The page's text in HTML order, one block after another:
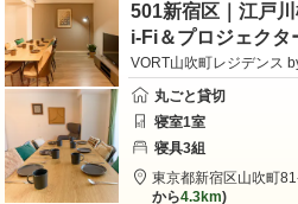
501新宿区｜江戸
i-Fi＆プロジェクタ
VORT山吹町レジデンス
丸ごと貸切
寝室1室
寝具3組
東京都新宿区山吹町
から4.3km